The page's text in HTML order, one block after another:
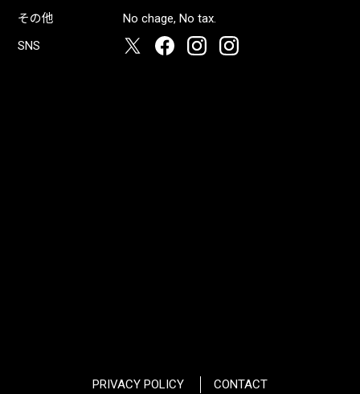
その他
No chage, No tax.
SNS
PRIVACY POLICY CONTACT